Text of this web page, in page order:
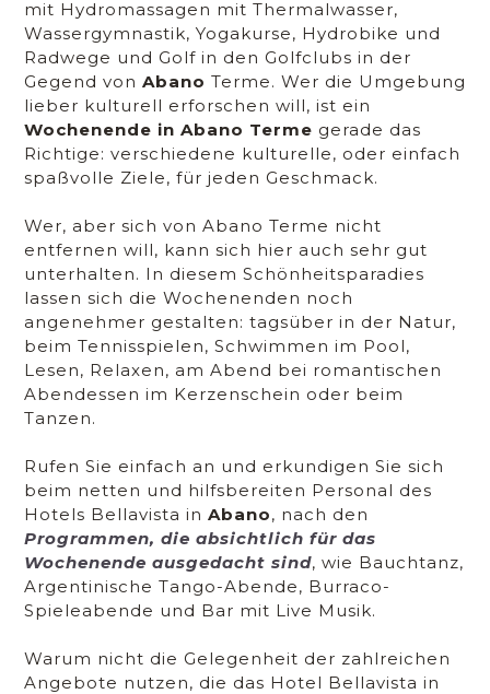
mit Hydromassagen mit Thermalwasser,
Wassergymnastik, Yogakurse, Hydrobike und
Radwege und Golf in den Golfclubs in der
Gegend von Abano Terme. Wer die Umgebung
lieber kulturell erforschen will, ist ein
Wochenende in Abano Terme gerade das
Richtige: verschiedene kulturelle, oder einfach
spaßvolle Ziele, für jeden Geschmack.
Wer, aber sich von Abano Terme nicht
entfernen will, kann sich hier auch sehr gut
unterhalten. In diesem Schönheitsparadies
lassen sich die Wochenenden noch
angenehmer gestalten: tagsüber in der Natur,
beim Tennisspielen, Schwimmen im Pool,
Lesen, Relaxen, am Abend bei romantischen
Abendessen im Kerzenschein oder beim
Tanzen.
Rufen Sie einfach an und erkundigen Sie sich
beim netten und hilfsbereiten Personal des
Hotels Bellavista in Abano, nach den
Programmen, die absichtlich für das
Wochenende ausgedacht sind, wie Bauchtanz,
Argentinische Tango-Abende, Burraco-
Spieleabende und Bar mit Live Musik.
Warum nicht die Gelegenheit der zahlreichen
Angebote nutzen, die das Hotel Bellavista in